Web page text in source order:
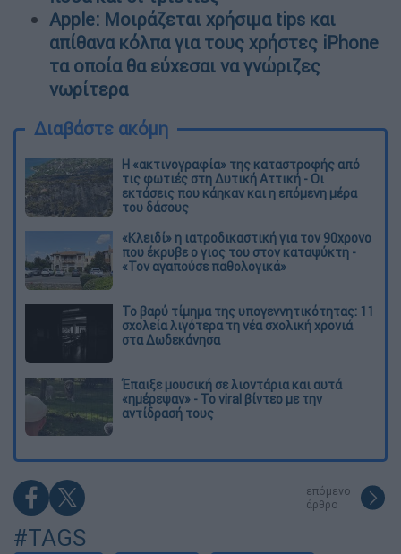
Apple: Μοιράζεται χρήσιμα tips και
απίθανα κόλπα για τους χρήστες iPhone
τα οποία θα εύχεσαι να γνώριζες
νωρίτερα
Διαβάστε ακόμη
Η «ακτινογραφία» της καταστροφής από
τις φωτιές στη Δυτική Αττική - Οι
εκτάσεις που κάηκαν και η επόμενη μέρα
του δάσους
«Κλειδί» η ιατροδικαστική για τον 90χρονο
που έκρυβε ο γιος του στον καταψύκτη -
«Τον αγαπούσε παθολογικά»
Το βαρύ τίμημα της υπογεννητικότητας: 11
σχολεία λιγότερα τη νέα σχολική χρονιά
στα Δωδεκάνησα
Έπαιξε μουσική σε λιοντάρια και αυτά
«ημέρεψαν» - Το viral βίντεο με την
αντίδρασή τους
επόμενο
άρθρο
#TAGS